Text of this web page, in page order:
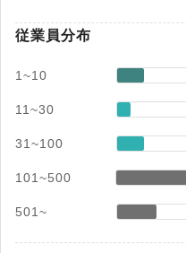
従業員分布
1~10
11~30
31~100
101~500
501~